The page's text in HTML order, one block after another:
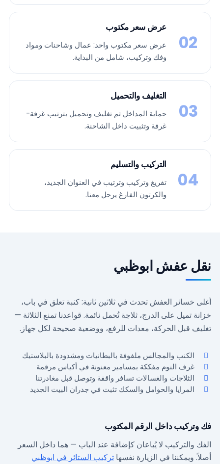
02
عرض سعر مكتوب
عرض سعر مكتوب واحد: عمال وشاحنات ومواد
وفك وتركيب، شامل من البداية.
03
التغليف والتحميل
حماية المداخل ثم تغليف وتحميل بترتيب غرفة-
غرفة وتثبيت داخل الشاحنة.
04
التركيب والتسليم
تفريغ وتركيب وترتيب في العنوان الجديد،
والكرتون الفارغ يرحل معنا.
نقل عفش ابوظبي
أغلى خسائر العفش تحدث في ثلاثين ثانية: كنبة تعلق في باب،
خزانة تميل على الدرج، ثلاجة تُحمل نائمة. قواعدنا تمنع الثلاثة —
تغليف قبل الحركة، معدات للرفع، ووضعية صحيحة لكل جهاز.
الكنب والمجالس ملفوفة بالبطانيات ومشدودة بالبلاستيك
غرف النوم مفككة بمسامير معنونة في أكياس مرقمة
الثلاجات والغسالات تسافر واقفة وتوصل قبل مغادرتنا
المرايا والحوامل والسكك تثبت في جدران البيت الجديد
فك وتركيب داخل الرقم المكتوب
الفك والتركيب لا يُباعان كإضافة عند الباب — هما داخل السعر
أصلاً. ويمكننا في الزيارة نفسها تركيب الستائر في ابوظبي